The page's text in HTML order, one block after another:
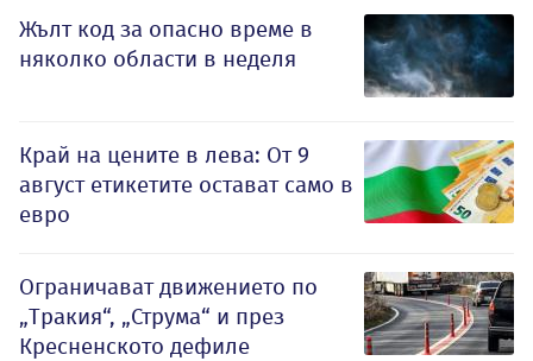
Жълт код за опасно време в
няколко области в неделя
Край на цените в лева: От 9
август етикетите остават само в
евро
Ограничават движението по
„Тракия“, „Струма“ и през
Кресненското дефиле